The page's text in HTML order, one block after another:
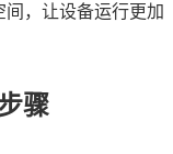
，让设备运行更加
骤